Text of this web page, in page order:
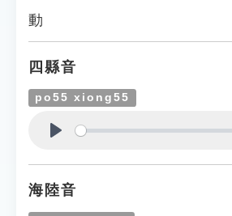
動
四縣音
po55 xiong55
海陸音